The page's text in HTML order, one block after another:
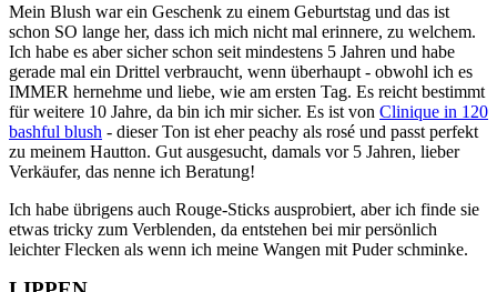
Mein Blush war ein Geschenk zu einem Geburtstag und das ist
schon SO lange her, dass ich mich nicht mal erinnere, zu welchem.
Ich habe es aber sicher schon seit mindestens 5 Jahren und habe
gerade mal ein Drittel verbraucht, wenn überhaupt - obwohl ich es
IMMER hernehme und liebe, wie am ersten Tag. Es reicht bestimmt
für weitere 10 Jahre, da bin ich mir sicher. Es ist von Clinique in 120
bashful blush - dieser Ton ist eher peachy als rosé und passt perfekt
zu meinem Hautton. Gut ausgesucht, damals vor 5 Jahren, lieber
Verkäufer, das nenne ich Beratung!
Ich habe übrigens auch Rouge-Sticks ausprobiert, aber ich finde sie
etwas tricky zum Verblenden, da entstehen bei mir persönlich
leichter Flecken als wenn ich meine Wangen mit Puder schminke.